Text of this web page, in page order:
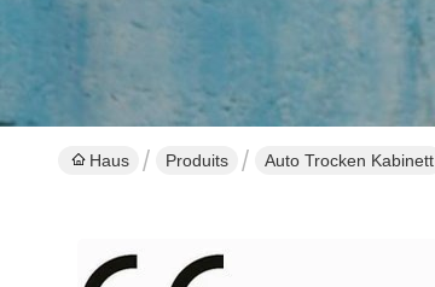
Haus Produits Auto Trocken Kabinett